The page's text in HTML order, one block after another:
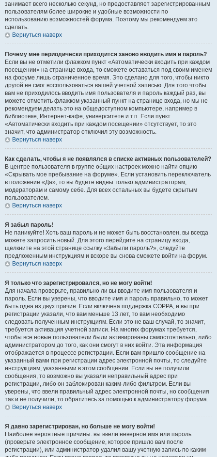
занимает всего несколько секунд, но предоставляет зарегистрированным
пользователям более широкие и удобные возможности по
использованию возможностей форума. Поэтому мы рекомендуем это
сделать.
Вернуться наверх
Почему мне периодически приходится заново вводить имя и пароль?
Если вы не отметили флажком пункт «Автоматически входить при каждом
посещении» на странице входа, то сможете оставаться под своим именем
на форуме лишь ограниченное время. Это сделано для того, чтобы никто
другой не смог воспользоваться вашей учетной записью. Для того чтобы
вам не приходилось вводить имя пользователя и пароль каждый раз, вы
можете отметить флажком указанный пункт на странице входа, но мы не
рекомендуем делать это на общедоступном компьютере, например в
библиотеке, Интернет-кафе, университете и т.п. Если пункт
«Автоматически входить при каждом посещении» отсутствует, то это
значит, что администратор отключил эту возможность.
Вернуться наверх
Как сделать, чтобы я не появлялся в списке активных пользователей?
В центре пользователя в группе общих настроек можно найти опцию
«Скрывать мое пребывание на форуме». Если установить переключатель
в положение «Да», то вы будете видны только администраторам,
модераторам и самому себе. Для всех остальных вы будете скрытым
пользователем.
Вернуться наверх
Я забыл пароль!
Не паникуйте! Хоть ваш пароль и не может быть восстановлен, вы всегда
можете запросить новый. Для этого перейдите на страницу входа,
щелкните на этой странице ссылку «Забыли пароль?», следуйте
предложенным инструкциям и вскоре вы снова сможете войти на форум.
Вернуться наверх
Я только что зарегистрировался, но не могу войти!
Для начала проверьте, правильно ли вы вводите имя пользователя и
пароль. Если вы уверены, что вводите имя и пароль правильно, то может
быть одна из двух причин. Если включена поддержка COPPA, и вы при
регистрации указали, что вам меньше 13 лет, то вам необходимо
следовать полученным инструкциям. Если это не ваш случай, то значит,
требуется активация учетной записи. На многих форумах требуется,
чтобы все новые пользователи были активированы самостоятельно, либо
администратором до того, как они смогут в них войти. Эта информация
отображается в процессе регистрации. Если вам пришло сообщение на
указанный вами при регистрации адрес электронной почты, то следуйте
инструкциям, указанными в этом сообщении. Если вы не получили
сообщения, то возможно вы указали неправильный адрес при
регистрации, либо он заблокирован каким-либо фильтром. Если вы
уверены, что ввели правильный адрес электронной почты, но сообщения
так и не получили, то обратитесь за помощью к администратору форума.
Вернуться наверх
Я давно зарегистрирован, но больше не могу войти!
Наиболее вероятные причины: вы ввели неверное имя или пароль
(проверьте электронное сообщение, которое пришло вам после
регистрации), или администратор удалил вашу учетную запись по каким-